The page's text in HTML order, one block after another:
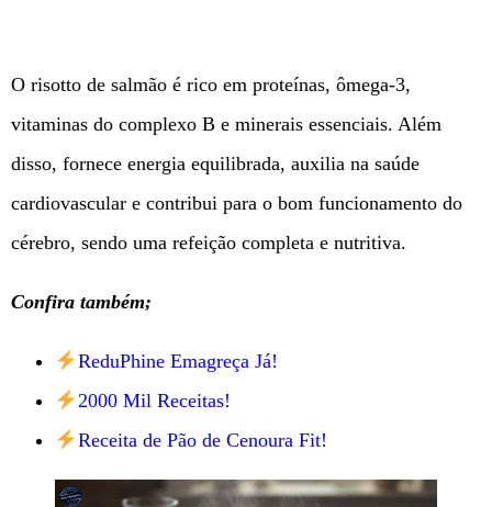
O risotto de salmão é rico em proteínas, ômega-3,
vitaminas do complexo B e minerais essenciais. Além
disso, fornece energia equilibrada, auxilia na saúde
cardiovascular e contribui para o bom funcionamento do
cérebro, sendo uma refeição completa e nutritiva.
Confira também;
ReduPhine Emagreça Já!
2000 Mil Receitas!
Receita de Pão de Cenoura Fit!